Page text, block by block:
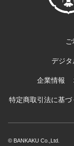
デジ
企業情報
特定商取引法に基づ
© BANKAKU Co.,Ltd.